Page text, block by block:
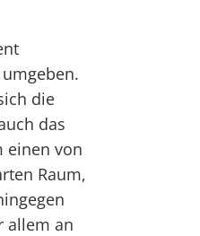
die
das
einen von
Raum,
allem an